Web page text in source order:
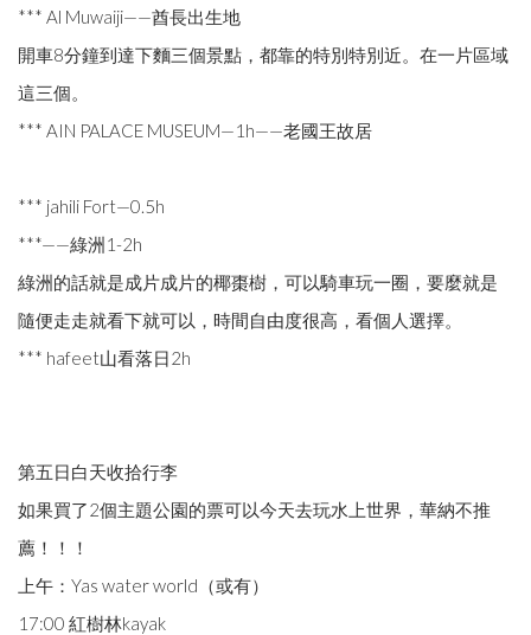
*** Al Muwaiji——酋長出生地
開車8分鐘到達下麵三個景點，都靠的特別特別近。在一片區域
這三個。
*** AIN PALACE MUSEUM—1h——老國王故居
*** jahili Fort—0.5h
***——綠洲1-2h
綠洲的話就是成片成片的椰棗樹，可以騎車玩一圈，要麼就是
隨便走走就看下就可以，時間自由度很高，看個人選擇。
*** hafeet山看落日2h
第五日白天收拾行李
如果買了2個主題公園的票可以今天去玩水上世界，華納不推
薦！！！
上午：Yas water world（或有）
17:00 紅樹林kayak